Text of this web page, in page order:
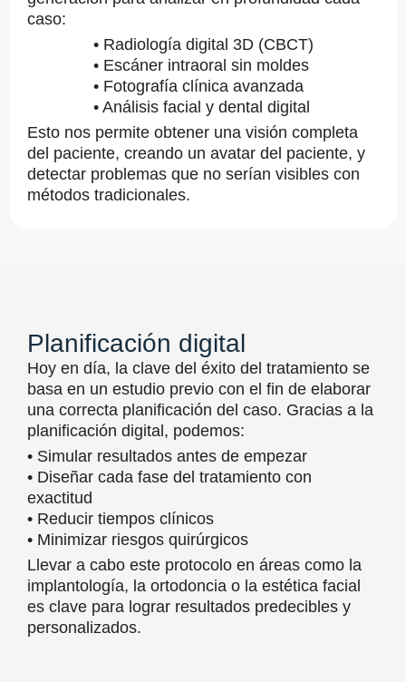
caso:
• Radiología digital 3D (CBCT)
• Escáner intraoral sin moldes
• Fotografía clínica avanzada
• Análisis facial y dental digital
Esto nos permite obtener una visión completa
del paciente, creando un avatar del paciente, y
detectar problemas que no serían visibles con
métodos tradicionales.
Planificación digital
Hoy en día, la clave del éxito del tratamiento se
basa en un estudio previo con el fin de elaborar
una correcta planificación del caso. Gracias a la
planificación digital, podemos:
• Simular resultados antes de empezar
• Diseñar cada fase del tratamiento con
exactitud
• Reducir tiempos clínicos
• Minimizar riesgos quirúrgicos
Llevar a cabo este protocolo en áreas como la
implantología, la ortodoncia o la estética facial
es clave para lograr resultados predecibles y
personalizados.